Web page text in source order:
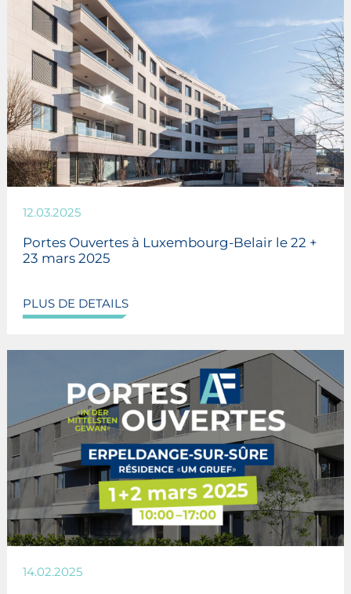
12.03.2025
Portes Ouvertes à Luxembourg-Belair le 22 +
23 mars 2025
PLUS DE DETAILS
14.02.2025